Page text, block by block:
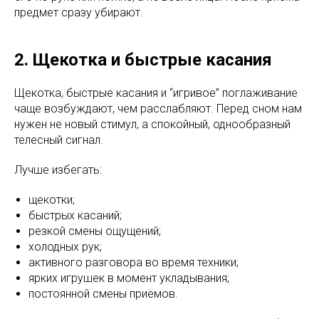
предмет сразу убирают.
2. Щекотка и быстрые касания
Щекотка, быстрые касания и “игривое” поглаживание
чаще возбуждают, чем расслабляют. Перед сном нам
нужен не новый стимул, а спокойный, однообразный
телесный сигнал.
Лучше избегать:
щекотки;
быстрых касаний;
резкой смены ощущений;
холодных рук;
активного разговора во время техники;
ярких игрушек в момент укладывания;
постоянной смены приёмов.